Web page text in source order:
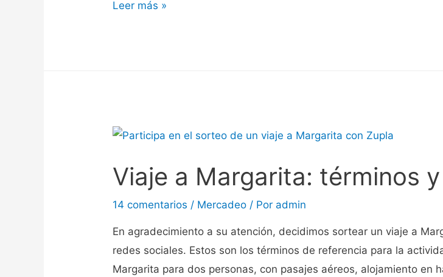
Leer más »
Viaje a Margarita: términos
14 comentarios / Mercadeo / Por admin
En agradecimiento a su atención, decidimos sortear un viaje a
redes sociales. Estos son los términos de referencia para la
Margarita para dos personas, con pasajes aéreos, alojamiento